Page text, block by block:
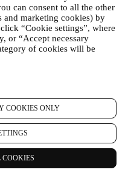
can consent to all the other
and marketing cookies) by
“Cookie settings”, where
or “Accept necessary
of cookies will be
COOKIES ONLY
COOKIES
que la sécurité est très
des achats en ligne. Nous nous
pour veiller à ce que
données de votre carte de
demeurent confidentielles.
et personnaliser vos achats
plus faciles et toujours
offrir une meilleure expérience
et pour vous informer sur les
de données de clients du
et les communications de Le
spéciales
lancement de nouveaux